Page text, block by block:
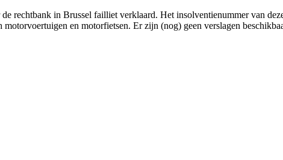
rechtbank in Brussel failliet verklaard. Het insolventienummer van
en motorfietsen. Er zijn (nog) geen verslagen